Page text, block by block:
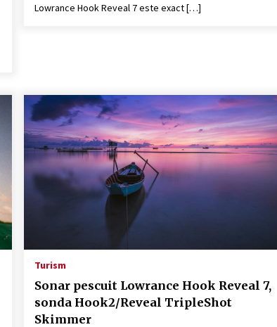
Lowrance Hook Reveal 7 este exact […]
Turism
Sonar pescuit Lowrance Hook Reveal 7,
sonda Hook2/Reveal TripleShot
Skimmer